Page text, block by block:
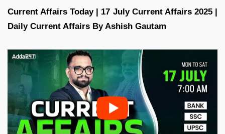
Current Affairs Today | 17 July Current Affairs 2025 |
Daily Current Affairs By Ashish Gautam